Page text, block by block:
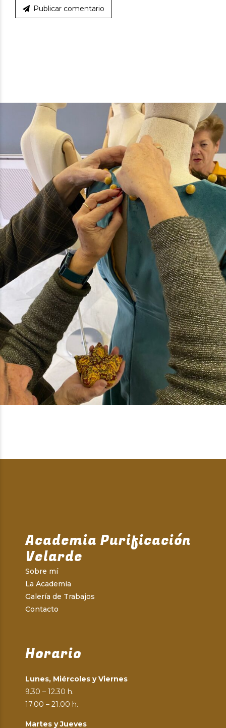
Publicar comentario
Academia Purificación
Velarde
Sobre mí
La Academia
Galería de Trabajos
Contacto
Horario
Lunes, Miércoles y Viernes
9.30 – 12.30 h.
17.00 – 21.00 h.
Martes y Jueves